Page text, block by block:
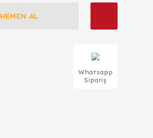
HEMEN AL
Whatsapp
Sipariş